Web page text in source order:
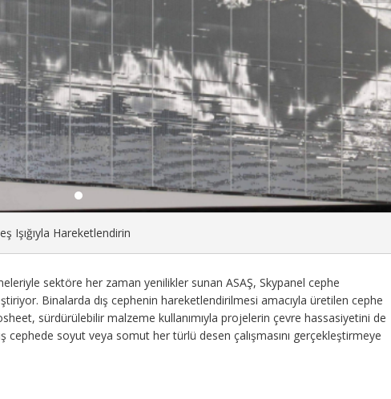
Işığıyla Hareketlendirin
sektöre her zaman yenilikler sunan ASAŞ, Skypanel cephe
Binalarda dış cephenin hareketlendirilmesi amacıyla üretilen cephe
sürdürülebilir malzeme kullanımıyla projelerin çevre hassasiyetini de
cephede soyut veya somut her türlü desen çalışmasını gerçekleştirmeye